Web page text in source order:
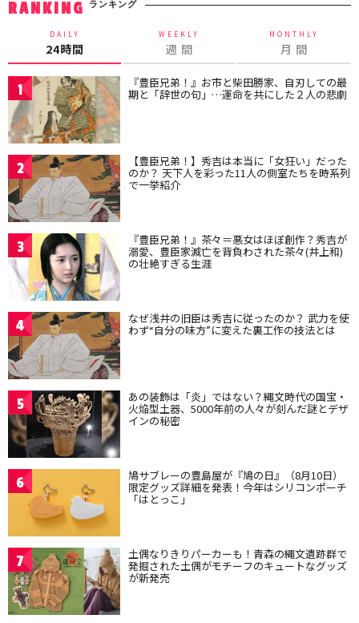
RANKING ランキング
DAILY
24時間
WEEKLY
週 間
MONTHLY
月 間
1 『豊臣兄弟！』お市と柴田勝家、自刃しての最
期と「辞世の句」…運命を共にした２人の悲劇
2 【豊臣兄弟！】秀吉は本当に「女狂い」だった
のか？ 天下人を彩った11人の側室たちを時系列
で一挙紹介
3 『豊臣兄弟！』茶々＝悪女はほぼ創作？秀吉が
溺愛、豊臣家滅亡を背負わされた茶々(井上和)
の壮絶すぎる生涯
4 なぜ浅井の旧臣は秀吉に従ったのか？ 武力を使
わず“自分の味方”に変えた裏工作の技法とは
5 あの装飾は「炎」ではない？縄文時代の国宝・
火焔型土器、5000年前の人々が刻んだ謎とデザ
インの秘密
6 鳩サブレーの豊島屋が『鳩の日』（8月10日）
限定グッズ詳細を発表！今年はシリコンポーチ
「はとっこ」
7 土偶なりきりパーカーも！青森の縄文遺跡群で
発掘された土偶がモチーフのキュートなグッズ
が新発売